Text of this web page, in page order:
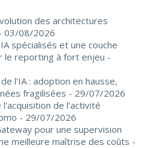
des architectures
03/08/2026
spécialisés et une couche
le reporting à fort enjeu -
l’IA : adoption en hausse,
fragilisées - 29/07/2026
de l’activité
- 29/07/2026
pour une supervision
meilleure maîtrise des coûts -